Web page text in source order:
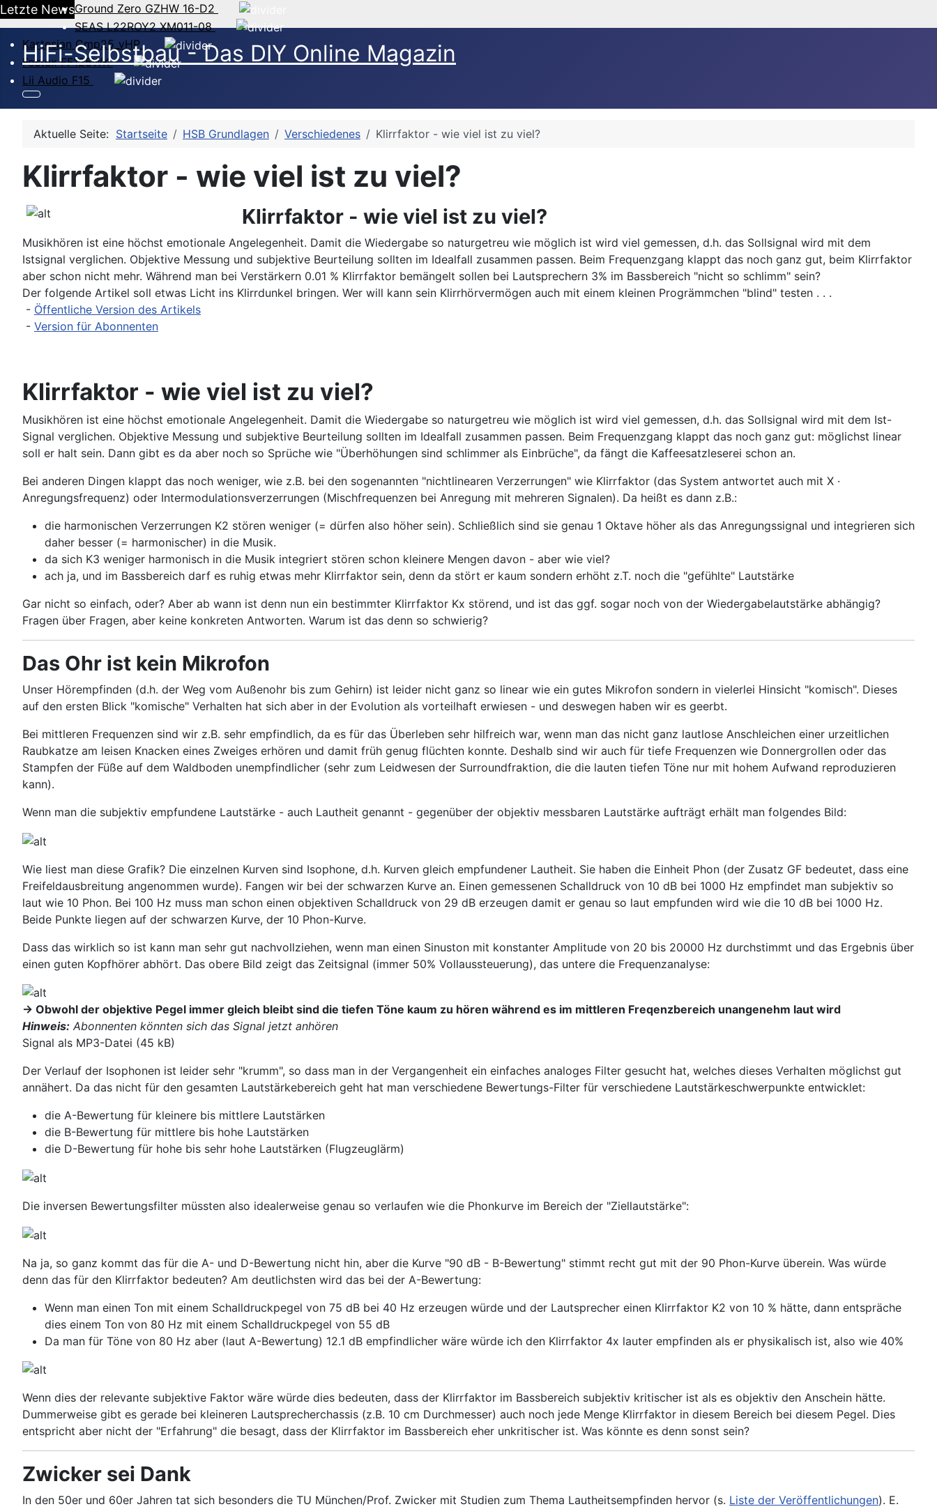
Letzte NewsGround Zero GZHW 16-D2
SEAS L22ROY2 XM011-08
Kartesian Cmp25_vHP
Fostex FF125WK
Lii Audio F15
HiFi-Selbstbau - Das DIY Online Magazin
Aktuelle Seite: Startseite HSB Grundlagen Verschiedenes Klirrfaktor - wie viel ist zu viel?
Klirrfaktor - wie viel ist zu viel?
Klirrfaktor - wie viel ist zu viel?
Musikhören ist eine höchst emotionale Angelegenheit. Damit die Wiedergabe so naturgetreu wie möglich ist wird viel gemessen, d.h. das Sollsignal wird mit dem
Istsignal verglichen. Objektive Messung und subjektive Beurteilung sollten im Idealfall zusammen passen. Beim Frequenzgang klappt das noch ganz gut, beim Klirrfaktor
aber schon nicht mehr. Während man bei Verstärkern 0.01 % Klirrfaktor bemängelt sollen bei Lautsprechern 3% im Bassbereich "nicht so schlimm" sein?
Der folgende Artikel soll etwas Licht ins Klirrdunkel bringen. Wer will kann sein Klirrhörvermögen auch mit einem kleinen Progrämmchen "blind" testen . . .
- Öffentliche Version des Artikels
- Version für Abonnenten
Klirrfaktor - wie viel ist zu viel?
Musikhören ist eine höchst emotionale Angelegenheit. Damit die Wiedergabe so naturgetreu wie möglich ist wird viel gemessen, d.h. das Sollsignal wird mit dem Ist-
Signal verglichen. Objektive Messung und subjektive Beurteilung sollten im Idealfall zusammen passen. Beim Frequenzgang klappt das noch ganz gut: möglichst linear
soll er halt sein. Dann gibt es da aber noch so Sprüche wie "Überhöhungen sind schlimmer als Einbrüche", da fängt die Kaffeesatzleserei schon an.
Bei anderen Dingen klappt das noch weniger, wie z.B. bei den sogenannten "nichtlinearen Verzerrungen" wie Klirrfaktor (das System antwortet auch mit X ·
Anregungsfrequenz) oder Intermodulationsverzerrungen (Mischfrequenzen bei Anregung mit mehreren Signalen). Da heißt es dann z.B.:
die harmonischen Verzerrungen K2 stören weniger (= dürfen also höher sein). Schließlich sind sie genau 1 Oktave höher als das Anregungssignal und integrieren sich
daher besser (= harmonischer) in die Musik.
da sich K3 weniger harmonisch in die Musik integriert stören schon kleinere Mengen davon - aber wie viel?
ach ja, und im Bassbereich darf es ruhig etwas mehr Klirrfaktor sein, denn da stört er kaum sondern erhöht z.T. noch die "gefühlte" Lautstärke
Gar nicht so einfach, oder? Aber ab wann ist denn nun ein bestimmter Klirrfaktor Kx störend, und ist das ggf. sogar noch von der Wiedergabelautstärke abhängig?
Fragen über Fragen, aber keine konkreten Antworten. Warum ist das denn so schwierig?
Das Ohr ist kein Mikrofon
Unser Hörempfinden (d.h. der Weg vom Außenohr bis zum Gehirn) ist leider nicht ganz so linear wie ein gutes Mikrofon sondern in vielerlei Hinsicht "komisch". Dieses
auf den ersten Blick "komische" Verhalten hat sich aber in der Evolution als vorteilhaft erwiesen - und deswegen haben wir es geerbt.
Bei mittleren Frequenzen sind wir z.B. sehr empfindlich, da es für das Überleben sehr hilfreich war, wenn man das nicht ganz lautlose Anschleichen einer urzeitlichen
Raubkatze am leisen Knacken eines Zweiges erhören und damit früh genug flüchten konnte. Deshalb sind wir auch für tiefe Frequenzen wie Donnergrollen oder das
Stampfen der Füße auf dem Waldboden unempfindlicher (sehr zum Leidwesen der Surroundfraktion, die die lauten tiefen Töne nur mit hohem Aufwand reproduzieren
kann).
Wenn man die subjektiv empfundene Lautstärke - auch Lautheit genannt - gegenüber der objektiv messbaren Lautstärke aufträgt erhält man folgendes Bild:
Wie liest man diese Grafik? Die einzelnen Kurven sind Isophone, d.h. Kurven gleich empfundener Lautheit. Sie haben die Einheit Phon (der Zusatz GF bedeutet, dass eine
Freifeldausbreitung angenommen wurde). Fangen wir bei der schwarzen Kurve an. Einen gemessenen Schalldruck von 10 dB bei 1000 Hz empfindet man subjektiv so
laut wie 10 Phon. Bei 100 Hz muss man schon einen objektiven Schalldruck von 29 dB erzeugen damit er genau so laut empfunden wird wie die 10 dB bei 1000 Hz.
Beide Punkte liegen auf der schwarzen Kurve, der 10 Phon-Kurve.
Dass das wirklich so ist kann man sehr gut nachvollziehen, wenn man einen Sinuston mit konstanter Amplitude von 20 bis 20000 Hz durchstimmt und das Ergebnis über
einen guten Kopfhörer abhört. Das obere Bild zeigt das Zeitsignal (immer 50% Vollaussteuerung), das untere die Frequenzanalyse:
-> Obwohl der objektive Pegel immer gleich bleibt sind die tiefen Töne kaum zu hören während es im mittleren Freqenzbereich unangenehm laut wird
Hinweis: Abonnenten könnten sich das Signal jetzt anhören
Signal als MP3-Datei (45 kB)
Der Verlauf der Isophonen ist leider sehr "krumm", so dass man in der Vergangenheit ein einfaches analoges Filter gesucht hat, welches dieses Verhalten möglichst gut
annähert. Da das nicht für den gesamten Lautstärkebereich geht hat man verschiedene Bewertungs-Filter für verschiedene Lautstärkeschwerpunkte entwicklet:
die A-Bewertung für kleinere bis mittlere Lautstärken
die B-Bewertung für mittlere bis hohe Lautstärken
die D-Bewertung für hohe bis sehr hohe Lautstärken (Flugzeuglärm)
Die inversen Bewertungsfilter müssten also idealerweise genau so verlaufen wie die Phonkurve im Bereich der "Ziellautstärke":
Na ja, so ganz kommt das für die A- und D-Bewertung nicht hin, aber die Kurve "90 dB - B-Bewertung" stimmt recht gut mit der 90 Phon-Kurve überein. Was würde
denn das für den Klirrfaktor bedeuten? Am deutlichsten wird das bei der A-Bewertung:
Wenn man einen Ton mit einem Schalldruckpegel von 75 dB bei 40 Hz erzeugen würde und der Lautsprecher einen Klirrfaktor K2 von 10 % hätte, dann entspräche
dies einem Ton von 80 Hz mit einem Schalldruckpegel von 55 dB
Da man für Töne von 80 Hz aber (laut A-Bewertung) 12.1 dB empfindlicher wäre würde ich den Klirrfaktor 4x lauter empfinden als er physikalisch ist, also wie 40%
Wenn dies der relevante subjektive Faktor wäre würde dies bedeuten, dass der Klirrfaktor im Bassbereich subjektiv kritischer ist als es objektiv den Anschein hätte.
Dummerweise gibt es gerade bei kleineren Lautsprecherchassis (z.B. 10 cm Durchmesser) auch noch jede Menge Klirrfaktor in diesem Bereich bei diesem Pegel. Dies
entspricht aber nicht der "Erfahrung" die besagt, dass der Klirrfaktor im Bassbereich eher unkritischer ist. Was könnte es denn sonst sein?
Zwicker sei Dank
In den 50er und 60er Jahren tat sich besonders die TU München/Prof. Zwicker mit Studien zum Thema Lautheitsempfinden hervor (s. Liste der Veröffentlichungen). E.